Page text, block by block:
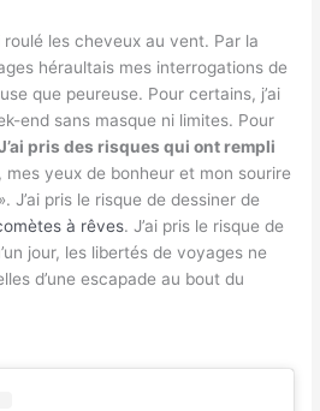
roulé les cheveux au vent. Par la
héraultais mes interrogations de
que peureuse. Pour certains, j’ai
end sans masque ni limites. Pour
pris des risques qui ont rempli
, mes yeux de bonheur et mon sourire
J’ai pris le risque de dessiner de
à rêves. J’ai pris le risque de
jour, les libertés de voyages ne
d’une escapade au bout du